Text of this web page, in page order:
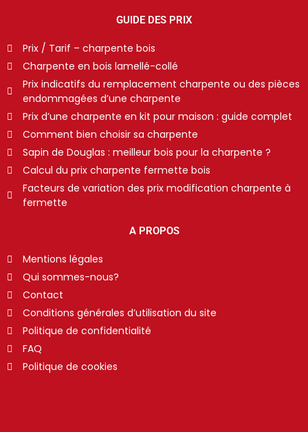
GUIDE DES PRIX
Prix / Tarif – charpente bois
Charpente en bois lamellé-collé
Prix indicatifs du remplacement charpente ou des pièces
endommagées d’une charpente
Prix d’une charpente en kit pour maison : guide complet
Comment bien choisir sa charpente
Sapin de Douglas : meilleur bois pour la charpente ?
Calcul du prix charpente fermette bois
Facteurs de variation des prix modification charpente à
fermette
A PROPOS
Mentions légales
Qui sommes-nous?
Contact
Conditions générales d’utilisation du site
Politique de confidentialité
FAQ
Politique de cookies